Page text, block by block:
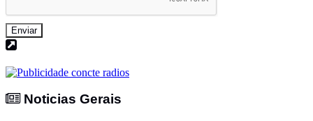
Enviar
Noticias Gerais